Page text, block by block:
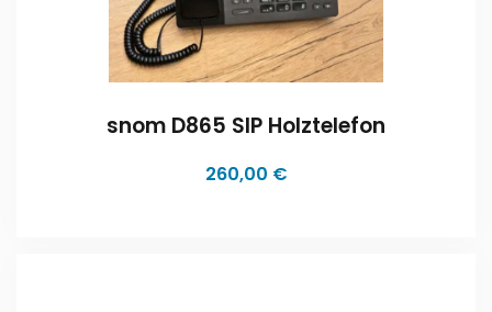
snom D865 SIP Holztelefon
260,00 €